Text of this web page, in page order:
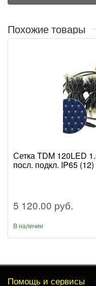
Похожие товары
Сетка TDM 120LED
посл. подкл. IP65 (12)
5 120.00 руб.
В наличии
Помощь и сервисы